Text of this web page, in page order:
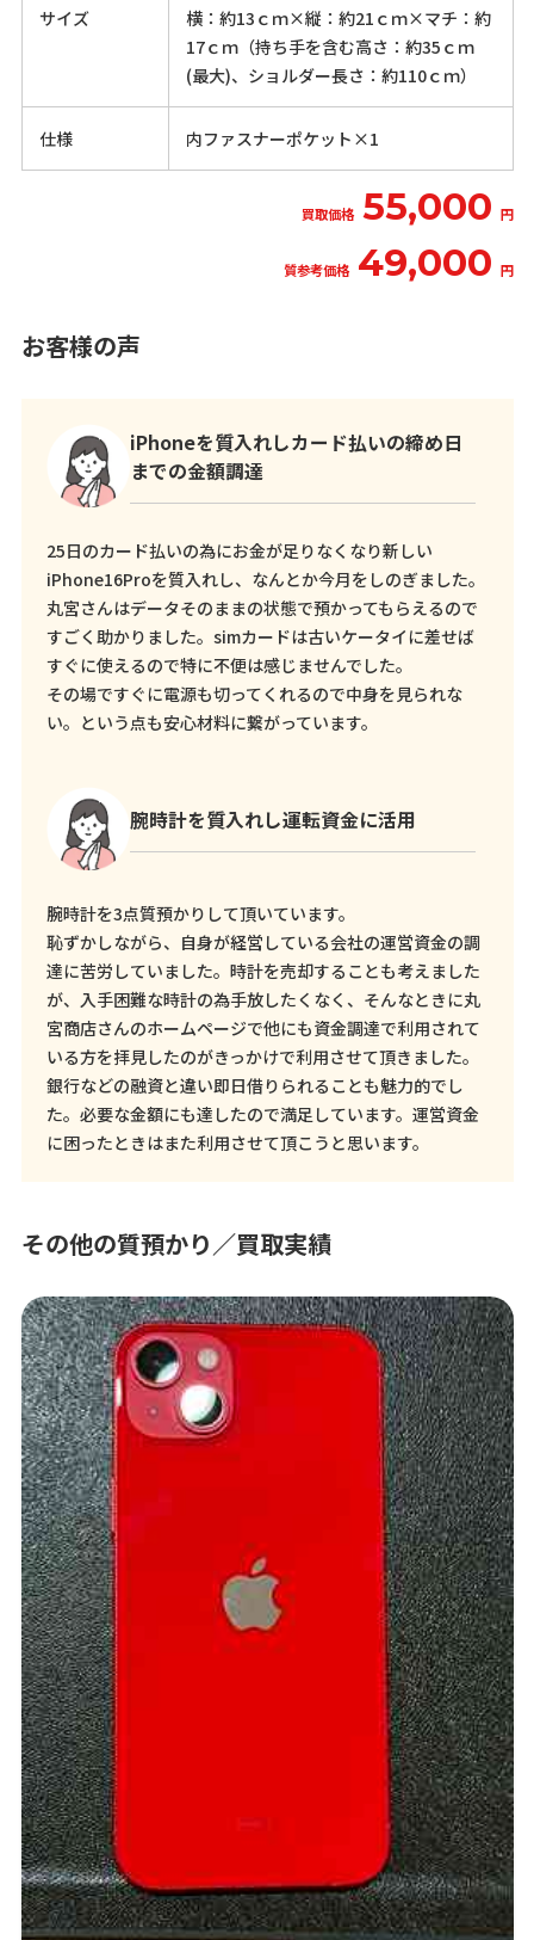
サイズ
横：約13ｃｍ×縦：約21ｃｍ×マチ：約
17ｃｍ（持ち手を含む高さ：約35ｃｍ
(最大)、ショルダー長さ：約110ｃｍ）
仕様 内ファスナーポケット×1
買取価格 55,000 円
質参考価格 49,000 円
お客様の声
iPhoneを質入れしカード払いの締め日
までの金額調達
25日のカード払いの為にお金が足りなくなり新しい
iPhone16Proを質入れし、なんとか今月をしのぎました。
丸宮さんはデータそのままの状態で預かってもらえるので
すごく助かりました。simカードは古いケータイに差せば
すぐに使えるので特に不便は感じませんでした。
その場ですぐに電源も切ってくれるので中身を見られな
い。という点も安心材料に繋がっています。
腕時計を質入れし運転資金に活用
腕時計を3点質預かりして頂いています。
恥ずかしながら、自身が経営している会社の運営資金の調
達に苦労していました。時計を売却することも考えました
が、入手困難な時計の為手放したくなく、そんなときに丸
宮商店さんのホームページで他にも資金調達で利用されて
いる方を拝見したのがきっかけで利用させて頂きました。
銀行などの融資と違い即日借りられることも魅力的でし
た。必要な金額にも達したので満足しています。運営資金
に困ったときはまた利用させて頂こうと思います。
その他の質預かり／買取実績